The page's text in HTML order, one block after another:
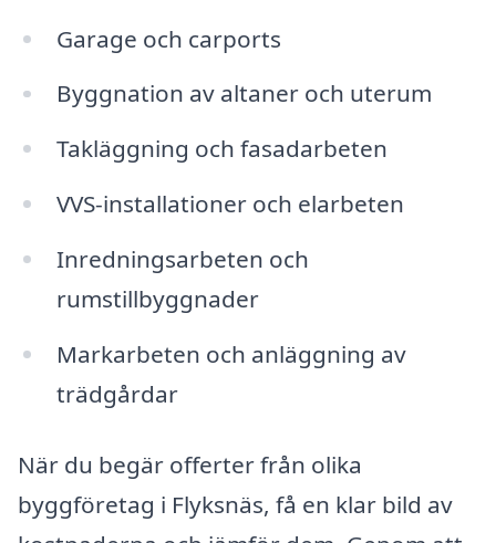
Garage och carports
Byggnation av altaner och uterum
Takläggning och fasadarbeten
VVS-installationer och elarbeten
Inredningsarbeten och
rumstillbyggnader
Markarbeten och anläggning av
trädgårdar
När du begär offerter från olika
byggföretag i Flyksnäs, få en klar bild av